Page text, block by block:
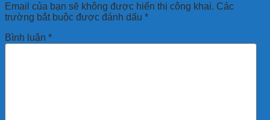
Email của bạn sẽ không được hiển thị công khai. Các
trường bắt buộc được đánh dấu *
Bình luận *